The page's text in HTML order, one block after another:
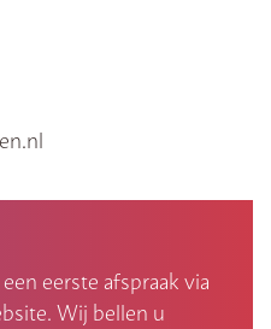
eerste afspraak via
Wij bellen u